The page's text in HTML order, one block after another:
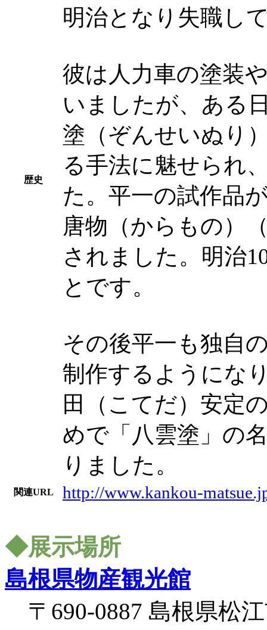
歴史
明治となり失職し
彼は人力車の塗装
いましたが、ある
塗（ぞんせいぬり
る手法に魅せられ
た。平一の試作品
唐物（からもの）
されました。明治
とです。
その後平一も独自
制作するようにな
田（こてだ）安定
めで「八雲塗」の
りました。
関連URL http://www.kankou-
◆展示場所
島根県物産観光館
〒690-0887 島根県松